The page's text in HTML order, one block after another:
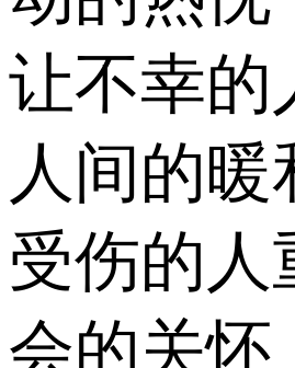
让不幸的
人间的暖
受伤的人
会的关怀